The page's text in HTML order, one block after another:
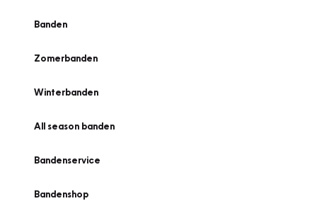
Banden
Zomerbanden
Winterbanden
All season banden
Bandenservice
Bandenshop